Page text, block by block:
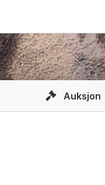
Auksjon